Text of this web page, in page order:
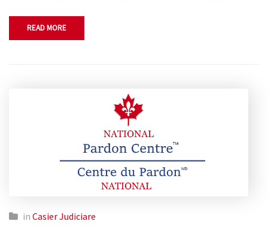
READ MORE
in Casier Judiciare